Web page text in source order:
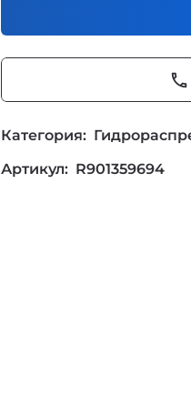
phone
Категория:
Артикул: R901359694